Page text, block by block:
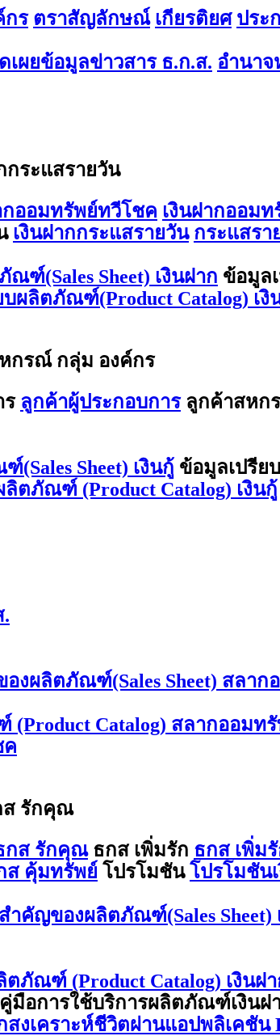
กร ตราสัญลักษณ์ เกียรติยศ ประ
เผยข้อมูลข่าวสาร ธ.ก.ส. อำนา
กระแสรายวัน
กออมทรัพย์ทวีโชค เงินฝากออม
เงินฝากกระแสรายวัน กระแสรา
ฑ์(Sales Sheet) เงินฝาก ข้อมูล
บผลิตภัณฑ์(Product Catalog) เงิ
กรณ์ กลุ่ม องค์กร
ร ลูกค้าผู้ประกอบการ ลูกค้าสหก
Sheet) เงินกู้ ข้อมูลเปรี
ตภัณฑ์ (Product Catalog) เงินกู้
งผลิตภัณฑ์(Sales Sheet) สลาก
Catalog) สลากออมท
ค
ส รักคุณ
กส รักคุณ ธกส เพิ่มรัก ธกส เพิ่มรั
ส คุ้มทรัพย์ โปรโมชัน โปรโมชัน
ำคัญของผลิตภัณฑ์(Sales Sheet)
ภัณฑ์ (Product Catalog) เงินฝ
คู่มือการใช้บริการผลิตภัณฑ์เงินฝ
งเคราะห์ชีวิตผ่านแอปพลิเคชัน